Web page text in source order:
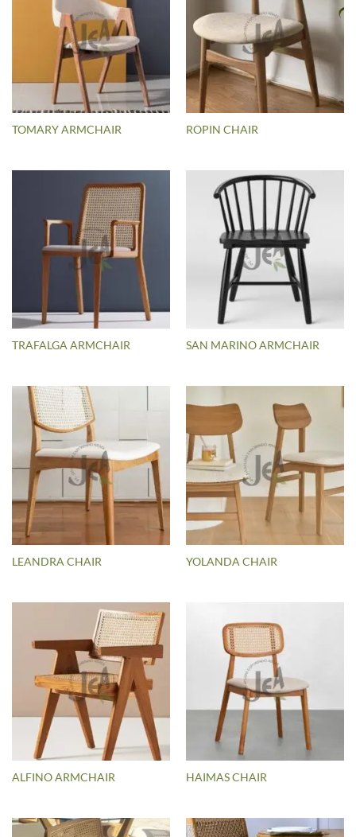
TOMARY ARMCHAIR ROPIN CHAIR
TRAFALGA ARMCHAIR SAN MARINO ARMCHAIR
LEANDRA CHAIR YOLANDA CHAIR
ALFINO ARMCHAIR HAIMAS CHAIR